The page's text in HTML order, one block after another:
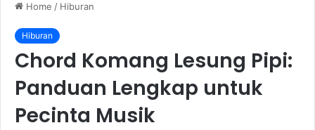
Home / Hiburan
Hiburan
Chord Komang Lesung Pipi:
Panduan Lengkap untuk
Pecinta Musik